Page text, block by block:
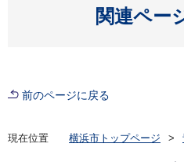
関連ペー
前のページに戻る
現在位置 横浜市トップページ